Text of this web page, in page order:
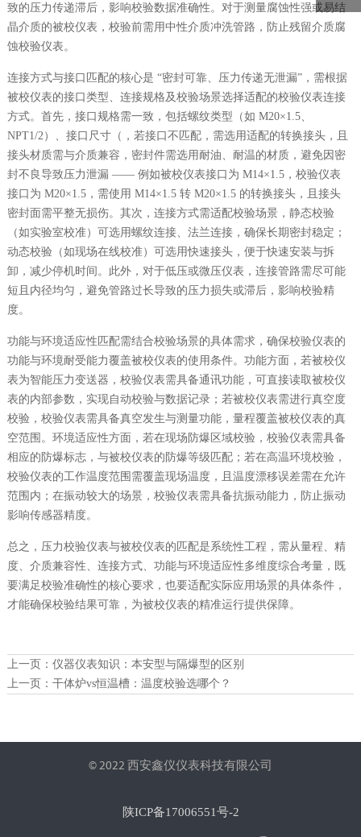
致的压力传递滞后，影响校验数据准确性。对于测量腐蚀性强或易结
晶介质的被校仪表，校验前需用中性介质冲洗管路，防止残留介质腐
蚀校验仪表。
连接方式与接口匹配的核心是 “密封可靠、压力传递无泄漏”，需根据
被校仪表的接口类型、连接规格及校验场景选择适配的校验仪表连接
方式。首先，接口规格需一致，包括螺纹类型（如 M20×1.5、
NPT1/2）、接口尺寸（，若接口不匹配，需选用适配的转换接头，且
接头材质需与介质兼容，密封件需选用耐油、耐温的材质，避免因密
封不良导致压力泄漏 —— 例如被校仪表接口为 M14×1.5，校验仪表
接口为 M20×1.5，需使用 M14×1.5 转 M20×1.5 的转换接头，且接头
密封面需平整无损伤。其次，连接方式需适配校验场景，静态校验
（如实验室校准）可选用螺纹连接、法兰连接，确保长期密封稳定；
动态校验（如现场在线校准）可选用快速接头，便于快速安装与拆
卸，减少停机时间。此外，对于低压或微压仪表，连接管路需尽可能
短且内径均匀，避免管路过长导致的压力损失或滞后，影响校验精
度。
功能与环境适应性匹配需结合校验场景的具体需求，确保校验仪表的
功能与环境耐受能力覆盖被校仪表的使用条件。功能方面，若被校仪
表为智能压力变送器，校验仪表需具备通讯功能，可直接读取被校仪
表的内部参数，实现自动校验与数据记录；若被校仪表需进行真空度
校验，校验仪表需具备真空发生与测量功能，量程覆盖被校仪表的真
空范围。环境适应性方面，若在现场防爆区域校验，校验仪表需具备
相应的防爆标志，与被校仪表的防爆等级匹配；若在高温环境校验，
校验仪表的工作温度范围需覆盖现场温度，且温度漂移误差需在允许
范围内；在振动较大的场景，校验仪表需具备抗振动能力，防止振动
影响传感器精度。
总之，压力校验仪表与被校仪表的匹配是系统性工程，需从量程、精
度、介质兼容性、连接方式、功能与环境适应性多维度综合考量，既
要满足校验准确性的核心要求，也要适配实际应用场景的具体条件，
才能确保校验结果可靠，为被校仪表的精准运行提供保障。
上一页： 仪器仪表知识：本安型与隔爆型的区别
上一页： 干体炉vs恒温槽：温度校验选哪个？
© 2022 西安鑫仪仪表科技有限公司
陕ICP备17006551号-2